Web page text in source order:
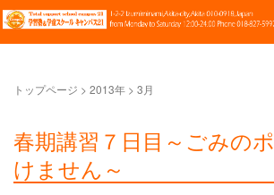
トップページ > 2013年 > 3月
春期講習７日目～ごみの
けません～